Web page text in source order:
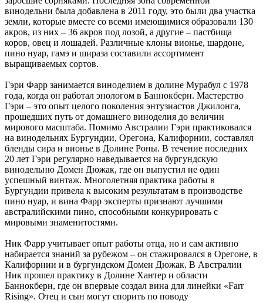
винодельни была добавлена в 2011 году, это были два участка
земли, которые вместе со всеми имеющимися образовали 130
акров, из них – 36 акров под лозой, а другие – пастбища
коров, овец и лошадей. Различные клоны вионье, шардоне,
пино нуар, гамэ и шираза составили ассортимент
выращиваемых сортов.
Гэри Фарр занимается виноделием в долине Мурабул с 1978
года, когда он работал энологом в Баннокберн. Мастерство
Гэри – это опыт целого поколения энтузиастов Джилонга,
прошедших путь от домашнего виноделия до величин
мирового масштаба. Помимо Австралии Гэри практиковался
на винодельнях Бургундии, Орегона, Калифорнии, составлял
бленды сира и вионье в Долине Роны. В течение последних
20 лет Гэри регулярно наведывается на бургундскую
винодельню Домен Дюжак, где он выпустил не один
успешный винтаж. Многолетняя практика работы в
Бургундии привела к высоким результатам в производстве
пино нуар, и вина Фарр эксперты признают лучшими
австралийскими пино, способными конкурировать с
мировыми знаменитостями.
Ник Фарр учитывает опыт работы отца, но и сам активно
набирается знаний за рубежом – он стажировался в Орегоне, в
Калифорнии и в бургундском Домен Дюжак. В Австралии
Ник прошел практику в Долине Хантер и области
Баннокберн, где он впервые создал вина для линейки «Farr
Rising». Отец и сын могут спорить по поводу